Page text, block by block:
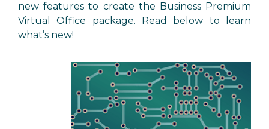
new features to create the Business Premium
Virtual Office package. Read below to learn
what’s new!